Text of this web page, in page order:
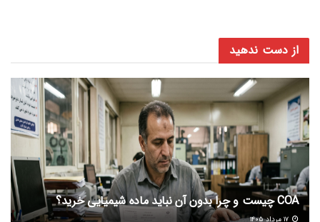
از دست ندهید
COA چیست و چرا بدون آن نباید ماده شیمیایی خرید؟